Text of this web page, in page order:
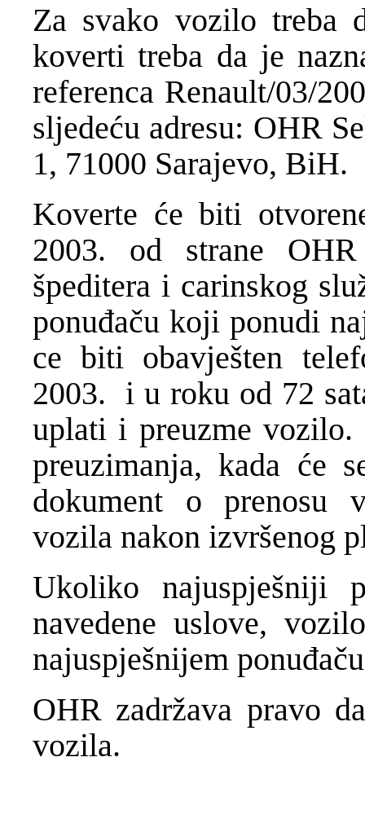
Za svako vozilo treba
koverti treba da je
referenca Renault/03/
sljedeću adresu: OHR
1, 71000 Sarajevo, BiH.
Koverte će biti
2003. od strane
špeditera i carinskog
ponuđaču koji ponudi
ce biti obavješten
2003. i u roku od 72
uplati i preuzme
preuzimanja, kada će
dokument o prenosu
vozila nakon izvršenog
Ukoliko najuspješniji
navedene uslove,
najuspješnijem
OHR zadržava pravo
vozila.